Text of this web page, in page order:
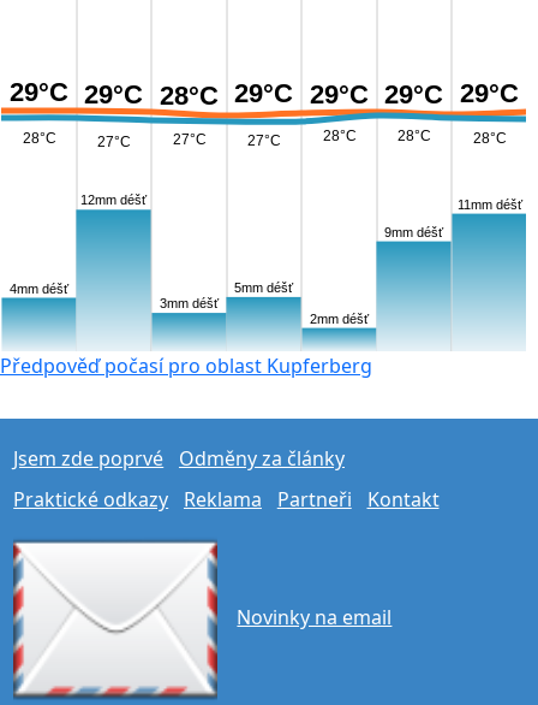
29°C
28°C
4mm déšť
29°C
27°C
12mm déšť
28°C
27°C
3mm déšť
29°C
27°C
5mm déšť
29°C
28°C
2mm déšť
29°C
28°C
9mm déšť
29°C
28°C
11mm déšť
Předpověď počasí pro oblast Kupferberg
Jsem zde poprvé
Odměny za články
Praktické odkazy
Reklama Partneři Kontakt
Novinky na email